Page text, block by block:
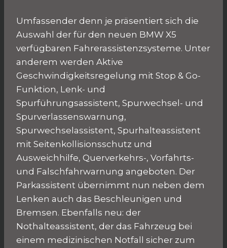
Umfassender denn je präsentiert sich die
Auswahl der für den neuen BMW X5
verfügbaren Fahrerassistenzsysteme. Unter
anderem werden Aktive
Geschwindigkeitsregelung mit Stop & Go-
Funktion, Lenk- und
Spurführungsassistent, Spurwechsel- und
Spurverlassenswarnung,
Spurwechselassistent, Spurhalteassistent
mit Seitenkollisionsschutz und
Ausweichhilfe, Querverkehrs-, Vorfahrts-
und Falschfahrwarnung angeboten. Der
Parkassistent übernimmt nun neben dem
Lenken auch das Beschleunigen und
Bremsen. Ebenfalls neu: der
Nothalteassistent, der das Fahrzeug bei
einem medizinischen Notfall sicher zum